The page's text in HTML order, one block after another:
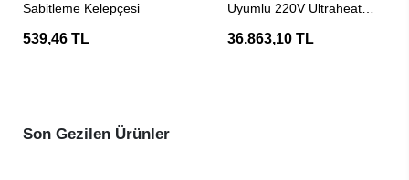
Sabitleme Kelepçesi
539,46 TL
Uyumlu 220V Ultraheat
36.863,10 TL
Son Gezilen Ürünler